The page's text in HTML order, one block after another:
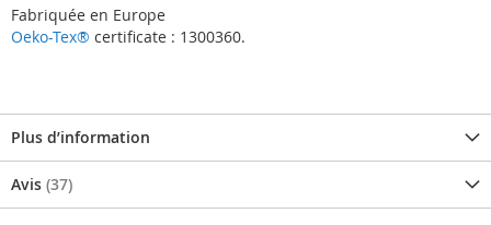
Fabriquée en Europe
Oeko-Tex® certificate : 1300360.
Plus d’information
Avis 37